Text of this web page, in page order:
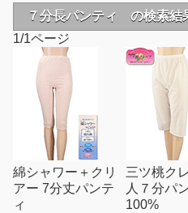
７分長パンティ の検索結
1/1ページ
綿シャワー＋クリ
アー 7分丈パンテ
ィ
三ツ桃ク
人７分パ
100%